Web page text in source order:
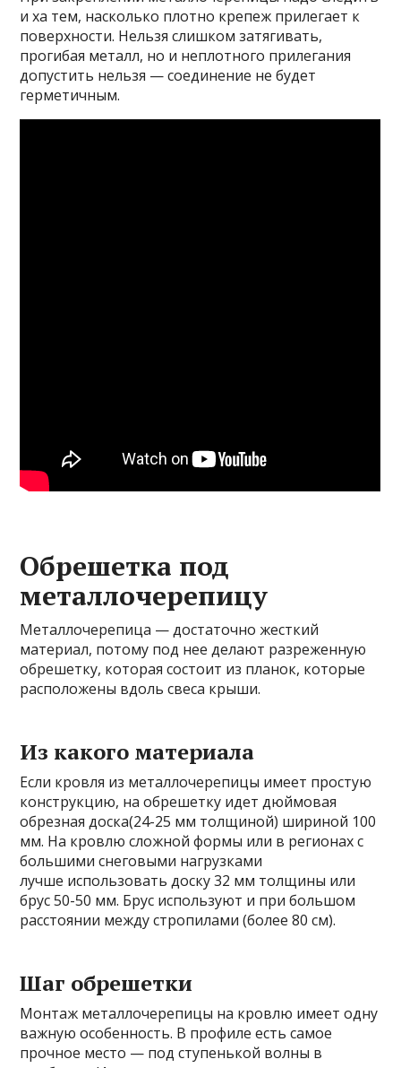
и ха тем, насколько плотно крепеж прилегает к
поверхности. Нельзя слишком затягивать,
прогибая металл, но и неплотного прилегания
допустить нельзя — соединение не будет
герметичным.
Обрешетка под
металлочерепицу
Металлочерепица — достаточно жесткий
материал, потому под нее делают разреженную
обрешетку, которая состоит из планок, которые
расположены вдоль свеса крыши.
Из какого материала
Если кровля из металлочерепицы имеет простую
конструкцию, на обрешетку идет дюймовая
обрезная доска(24-25 мм толщиной) шириной 100
мм. На кровлю сложной формы или в регионах с
большими снеговыми нагрузками
лучше использовать доску 32 мм толщины или
брус 50-50 мм. Брус используют и при большом
расстоянии между стропилами (более 80 см).
Шаг обрешетки
Монтаж металлочерепицы на кровлю имеет одну
важную особенность. В профиле есть самое
прочное место — под ступенькой волны в